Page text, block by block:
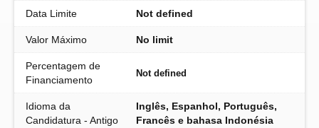
Data Limite Not defined
Valor Máximo No limit
Percentagem de
Financiamento
Not defined
Idioma da
Candidatura - Antigo
Inglês, Espanhol, Português,
Francês e bahasa Indonésia